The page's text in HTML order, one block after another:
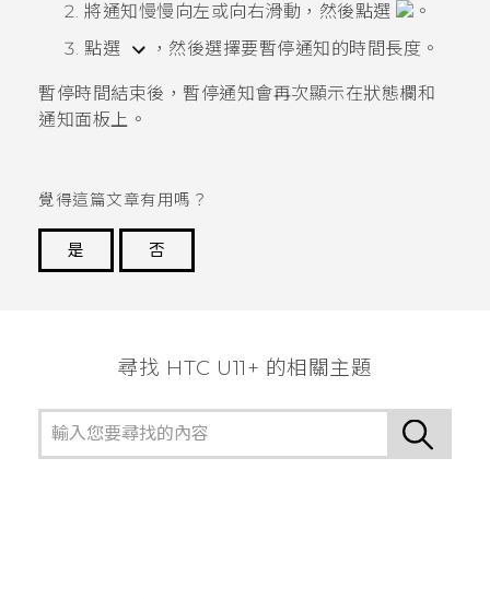
將通知慢慢向左或向右滑動，然後點選
。
點選
，然後選擇要暫停通知的時間長度。
暫停時間結束後，暫停通知會再次顯示在狀態欄和
通知面板上。
覺得這篇文章有用嗎？
是
否
尋找 HTC U11+ 的相關主題